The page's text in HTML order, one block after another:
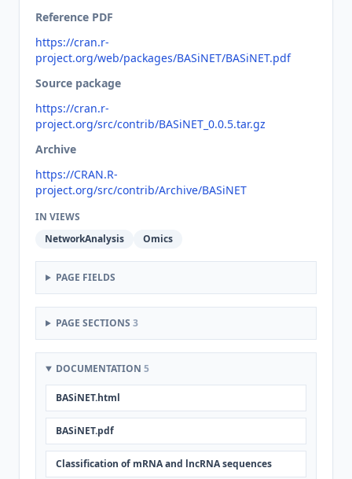
Reference PDF
https://cran.r-
project.org/web/packages/BASiNET/BASiNET.pdf
Source package
https://cran.r-
project.org/src/contrib/BASiNET_0.0.5.tar.gz
Archive
https://CRAN.R-
project.org/src/contrib/Archive/BASiNET
IN VIEWS
NetworkAnalysis
Omics
PAGE FIELDS
PAGE SECTIONS 3
DOCUMENTATION 5
BASiNET.html
BASiNET.pdf
Classification of mRNA and lncRNA sequences